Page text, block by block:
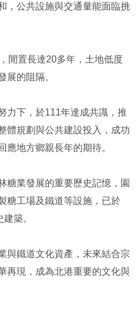
，公共設施與交通量能面臨挑
閒置長達20多年，土地低度
展的阻隔。
力下，於111年達成共識，推
體規劃與公共建設投入，成功
應地方鄉親長年的期待。
糖業發展的重要歷史記憶，園
糖工場及鐵道等設施，已於
築。
與鐵道文化資產，未來結合宗
再現，成為北港重要的文化與